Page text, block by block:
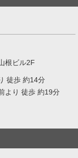
根ビル2F
徒歩 約14分
より 徒歩 約19分